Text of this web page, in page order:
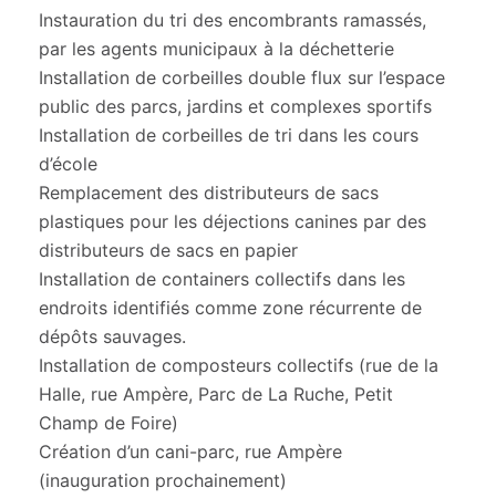
Instauration du tri des encombrants ramassés,
par les agents municipaux à la déchetterie
Installation de corbeilles double flux sur l’espace
public des parcs, jardins et complexes sportifs
Installation de corbeilles de tri dans les cours
d’école
Remplacement des distributeurs de sacs
plastiques pour les déjections canines par des
distributeurs de sacs en papier
Installation de containers collectifs dans les
endroits identifiés comme zone récurrente de
dépôts sauvages.
Installation de composteurs collectifs (rue de la
Halle, rue Ampère, Parc de La Ruche, Petit
Champ de Foire)
Création d’un cani-parc, rue Ampère
(inauguration prochainement)